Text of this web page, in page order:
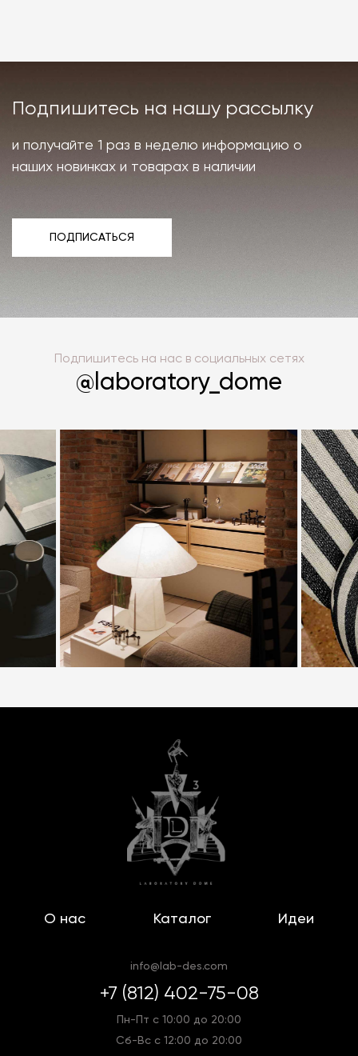
Подпишитесь на нашу рассылку
и получайте 1 раз в неделю информацию о
наших новинках и товарах в наличии
ПОДПИСАТЬСЯ
Подпишитесь на нас в социальных сетях
@laboratory_dome
О нас Каталог Идеи
info@lab-des.com
+7 (812) 402-75-08
Пн-Пт с 10:00 до 20:00
Сб-Вс с 12:00 до 20:00